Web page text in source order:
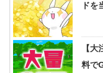
ドを
【
料で